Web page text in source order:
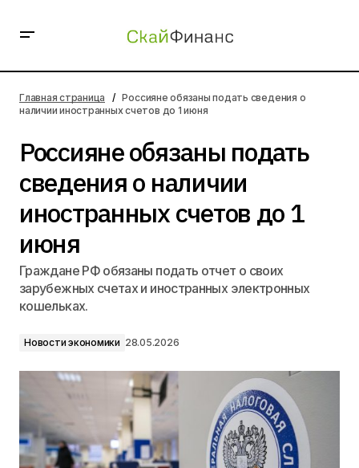
иностранных счетов до 1 июня
Главная страница
Россияне обязаны подать сведения о
наличии иностранных счетов до 1 июня
Россияне обязаны подать
сведения о наличии
иностранных счетов до 1
июня
Граждане РФ обязаны подать отчет о своих
зарубежных счетах и иностранных электронных
кошельках.
Новости экономики 28.05.2026